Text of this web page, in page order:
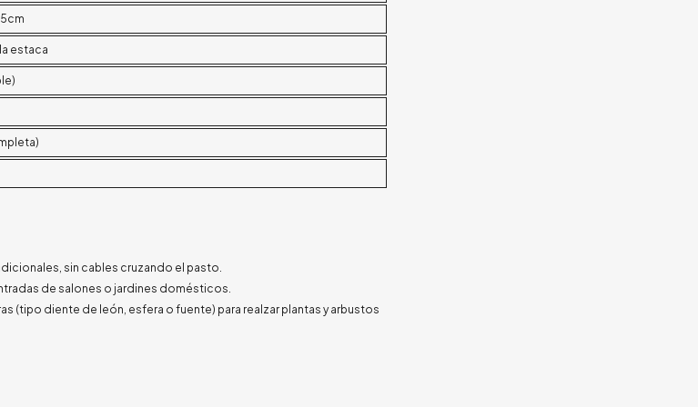
estaca
sin cables cruzando el pasto.
de salones o jardines domésticos.
(tipo diente de león, esfera o fuente) para realzar plantas y arbustos